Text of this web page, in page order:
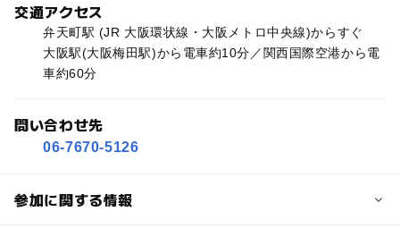
交通アクセス
弁天町駅 (JR 大阪環状線・大阪メトロ中央線)からすぐ
大阪駅(大阪梅田駅)から電車約10分／関西国際空港から電
車約60分
問い合わせ先
06-7670-5126
参加に関する情報